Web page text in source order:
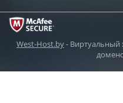
West-Host.by- Виртуальный